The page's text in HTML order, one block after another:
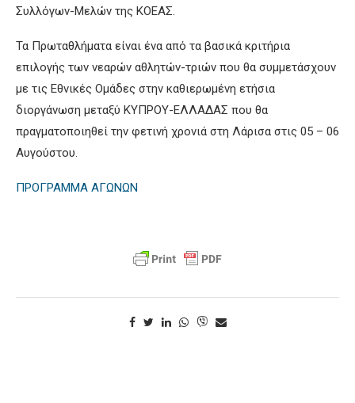
Συλλόγων-Μελών της ΚΟΕΑΣ.
Τα Πρωταθλήματα είναι ένα από τα βασικά κριτήρια
επιλογής των νεαρών αθλητών-τριών που θα συμμετάσχουν
με τις Εθνικές Ομάδες στην καθιερωμένη ετήσια
διοργάνωση μεταξύ ΚΥΠΡΟΥ-ΕΛΛΑΔΑΣ που θα
πραγματοποιηθεί την φετινή χρονιά στη Λάρισα στις 05 – 06
Αυγούστου.
ΠΡΟΓΡΑΜΜΑ ΑΓΩΝΩΝ